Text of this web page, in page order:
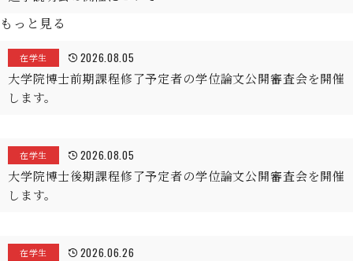
もっと見る
在学生 2026.08.05
大学院博士前期課程修了予定者の学位論文公開審査会を開催
します。
在学生 2026.08.05
大学院博士後期課程修了予定者の学位論文公開審査会を開催
します。
在学生 2026.06.26